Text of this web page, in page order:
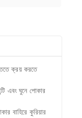
ক্রয় করতে
এবং ঘুনে পোকার
বাহিরে কুরিয়ার